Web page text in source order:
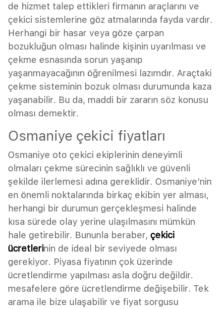
de hizmet talep ettikleri firmanın araçlarını ve
çekici sistemlerine göz atmalarında fayda vardır.
Herhangi bir hasar veya göze çarpan
bozukluğun olması halinde kişinin uyarılması ve
çekme esnasında sorun yaşanıp
yaşanmayacağının öğrenilmesi lazımdır. Araçtaki
çekme sisteminin bozuk olması durumunda kaza
yaşanabilir. Bu da, maddi bir zararın söz konusu
olması demektir.
Osmaniye çekici fiyatları
Osmaniye oto çekici ekiplerinin deneyimli
olmaları çekme sürecinin sağlıklı ve güvenli
şekilde ilerlemesi adına gereklidir. Osmaniye’nin
en önemli noktalarında birkaç ekibin yer alması,
herhangi bir durumun gerçekleşmesi halinde
kısa sürede olay yerine ulaşılmasını mümkün
hale getirebilir. Bununla beraber, çekici
ücretlerinin de ideal bir seviyede olması
gerekiyor. Piyasa fiyatının çok üzerinde
ücretlendirme yapılması asla doğru değildir.
mesafelere göre ücretlendirme değişebilir. Tek
arama ile bize ulaşabilir ve fiyat sorgusu